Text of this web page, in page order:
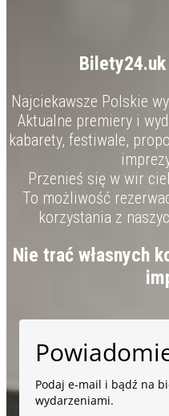
Najciekawsze Polskie
Aktualne premiery i
kabarety, festiwale,
Przenieś się w wir
To możliwość
korzystania z
Nie trać własnych
Podaj e-mail i bądź na
wydarzeniami.